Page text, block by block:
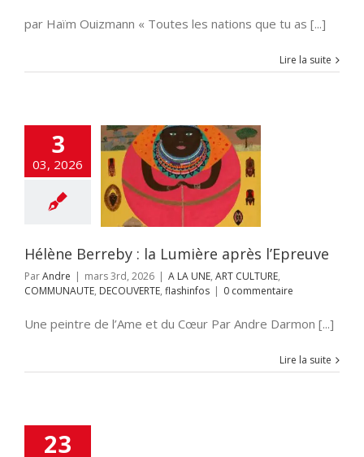
par Haïm Ouizmann « Toutes les nations que tu as [...]
Lire la suite
3
03, 2026
Berreby : la
après
ART CULTURE
Hélène Berreby : la Lumière après l’Epreuve
ParAndre | mars 3rd, 2026 | A LA UNE, ART CULTURE,
COMMUNAUTE, DECOUVERTE, flashinfos | 0 commentaire
Une peintre de l’Ame et du Cœur Par Andre Darmon [...]
Lire la suite
23